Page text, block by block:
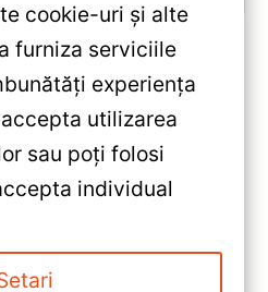
Auto Teyes
10.2" IPS Octa-
Android —
Testare &
Auto TPRO 2
2 2007-
cookie-uri și alte
furniza serviciile
experiența
utilizarea
sau poți folosi
individual